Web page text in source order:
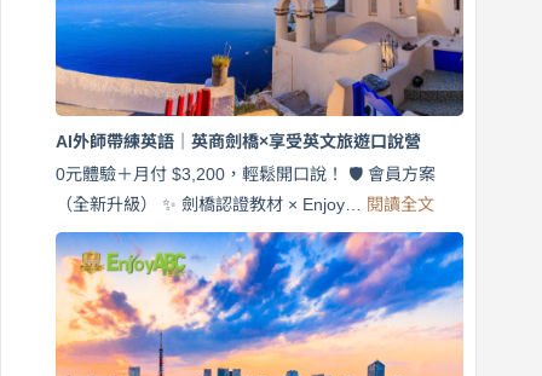
英
語！
英
商
劍
口
說
營
｜
月
AI外師帶練英語｜英商劍橋×享受英文旅遊口說營
0元體驗＋月付 $3,200，輕鬆開口說！ 🛡️ 會員方案
（全新升級） ✨ 劍橋認證教材 × Enjoy… 閱讀全文:
外
師
帶
英